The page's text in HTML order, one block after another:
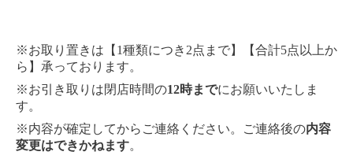
※お取り置きは【1種類につき2点まで】【合計5点以上か
ら】承っております。
※お引き取りは閉店時間の12時までにお願いいたしま
す。
※内容が確定してからご連絡ください。ご連絡後の内容
変更はできかねます。